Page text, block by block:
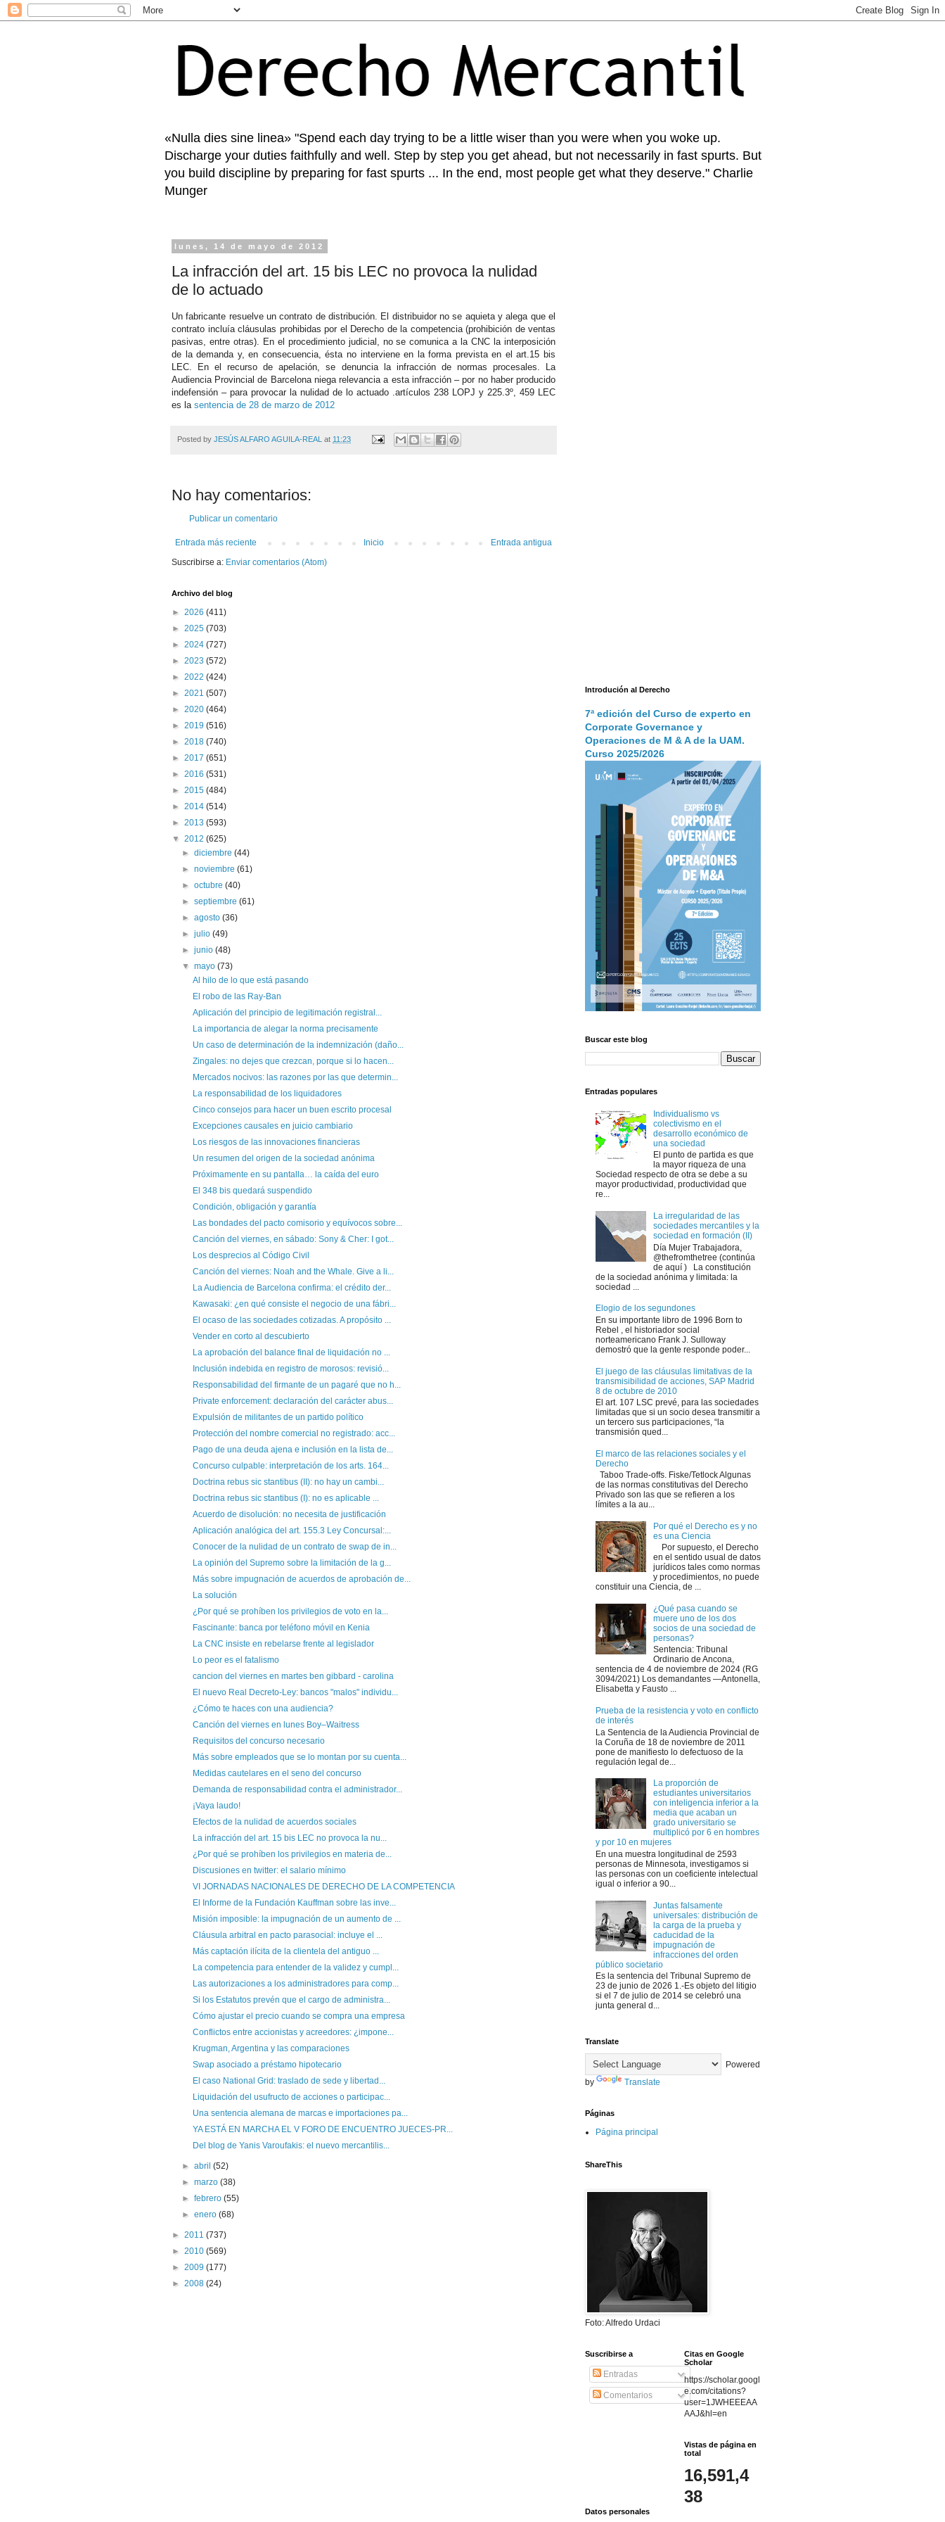
«Nulla dies sine linea» "Spend each day trying to be a little wiser than you were when you woke up.
Discharge your duties faithfully and well. Step by step you get ahead, but not necessarily in fast spurts. But
you build discipline by preparing for fast spurts ... In the end, most people get what they deserve." Charlie
Munger
lunes, 14 de mayo de 2012
La infracción del art. 15 bis LEC no provoca la nulidad
de lo actuado
Un fabricante resuelve un contrato de distribución. El distribuidor no se aquieta y alega que el
contrato incluía cláusulas prohibidas por el Derecho de la competencia (prohibición de ventas
pasivas, entre otras). En el procedimiento judicial, no se comunica a la CNC la interposición
de la demanda y, en consecuencia, ésta no interviene en la forma prevista en el art.15 bis
LEC. En el recurso de apelación, se denuncia la infracción de normas procesales. La
Audiencia Provincial de Barcelona niega relevancia a esta infracción – por no haber producido
indefensión – para provocar la nulidad de lo actuado .artículos 238 LOPJ y 225.3º, 459 LEC
es la sentencia de 28 de marzo de 2012
Posted by JESÚS ALFARO AGUILA-REAL at 11:23
No hay comentarios:
Publicar un comentario
Entrada más reciente Entrada antigua
Inicio
Suscribirse a: Enviar comentarios (Atom)
Archivo del blog
► 2026 (411)
► 2025 (703)
► 2024 (727)
► 2023 (572)
► 2022 (424)
► 2021 (507)
► 2020 (464)
► 2019 (516)
► 2018 (740)
► 2017 (651)
► 2016 (531)
► 2015 (484)
► 2014 (514)
► 2013 (593)
▼ 2012 (625)
►diciembre(44)
►noviembre(61)
►octubre(40)
►septiembre(61)
►agosto(36)
►julio(49)
►junio(48)
▼mayo(73)
Al hilo de lo que está pasando
El robo de las Ray-Ban
Aplicación del principio de legitimación registral...
La importancia de alegar la norma precisamente
Un caso de determinación de la indemnización (daño...
Zingales: no dejes que crezcan, porque si lo hacen...
Mercados nocivos: las razones por las que determin...
La responsabilidad de los liquidadores
Cinco consejos para hacer un buen escrito procesal
Excepciones causales en juicio cambiario
Los riesgos de las innovaciones financieras
Un resumen del origen de la sociedad anónima
Próximamente en su pantalla… la caída del euro
El 348 bis quedará suspendido
Condición, obligación y garantía
Las bondades del pacto comisorio y equívocos sobre...
Canción del viernes, en sábado: Sony & Cher: I got...
Los desprecios al Código Civil
Canción del viernes: Noah and the Whale. Give a li...
La Audiencia de Barcelona confirma: el crédito der...
Kawasaki: ¿en qué consiste el negocio de una fábri...
El ocaso de las sociedades cotizadas. A propósito ...
Vender en corto al descubierto
La aprobación del balance final de liquidación no ...
Inclusión indebida en registro de morosos: revisió...
Responsabilidad del firmante de un pagaré que no h...
Private enforcement: declaración del carácter abus...
Expulsión de militantes de un partido político
Protección del nombre comercial no registrado: acc...
Pago de una deuda ajena e inclusión en la lista de...
Concurso culpable: interpretación de los arts. 164...
Doctrina rebus sic stantibus (II): no hay un cambi...
Doctrina rebus sic stantibus (I): no es aplicable ...
Acuerdo de disolución: no necesita de justificación
Aplicación analógica del art. 155.3 Ley Concursal:...
Conocer de la nulidad de un contrato de swap de in...
La opinión del Supremo sobre la limitación de la g...
Más sobre impugnación de acuerdos de aprobación de...
La solución
¿Por qué se prohíben los privilegios de voto en la...
Fascinante: banca por teléfono móvil en Kenia
La CNC insiste en rebelarse frente al legislador
Lo peor es el fatalismo
cancion del viernes en martes ben gibbard - carolina
El nuevo Real Decreto-Ley: bancos "malos" individu...
¿Cómo te haces con una audiencia?
Canción del viernes en lunes Boy–Waitress
Requisitos del concurso necesario
Más sobre empleados que se lo montan por su cuenta...
Medidas cautelares en el seno del concurso
Demanda de responsabilidad contra el administrador...
¡Vaya laudo!
Efectos de la nulidad de acuerdos sociales
La infracción del art. 15 bis LEC no provoca la nu...
¿Por qué se prohíben los privilegios en materia de...
Discusiones en twitter: el salario mínimo
VI JORNADAS NACIONALES DE DERECHO DE LA COMPETENCIA
El Informe de la Fundación Kauffman sobre las inve...
Misión imposible: la impugnación de un aumento de ...
Cláusula arbitral en pacto parasocial: incluye el ...
Más captación ilícita de la clientela del antiguo ...
La competencia para entender de la validez y cumpl...
Las autorizaciones a los administradores para comp...
Si los Estatutos prevén que el cargo de administra...
Cómo ajustar el precio cuando se compra una empresa
Conflictos entre accionistas y acreedores: ¿impone...
Krugman, Argentina y las comparaciones
Swap asociado a préstamo hipotecario
El caso National Grid: traslado de sede y libertad...
Liquidación del usufructo de acciones o participac...
Una sentencia alemana de marcas e importaciones pa...
YA ESTÁ EN MARCHA EL V FORO DE ENCUENTRO JUECES-PR...
Del blog de Yanis Varoufakis: el nuevo mercantilis...
►abril(52)
►marzo(38)
►febrero(55)
►enero(68)
► 2011 (737)
► 2010 (569)
► 2009 (177)
► 2008 (24)
Introdución al Derecho
7ª edición del Curso de experto en
Corporate Governance y
Operaciones de M & A de la UAM.
Curso 2025/2026
Buscar este blog
Entradas populares
Individualismo vs
colectivismo en el
desarrollo económico de
una sociedad
El punto de partida es que
la mayor riqueza de una
Sociedad respecto de otra se debe a su
mayor productividad, productividad que
re...
La irregularidad de las
sociedades mercantiles y la
sociedad en formación (II)
Día Mujer Trabajadora,
@thefromthetree (continúa
de aquí ) La constitución
de la sociedad anónima y limitada: la
sociedad ...
Elogio de los segundones
En su importante libro de 1996 Born to
Rebel , el historiador social
norteamericano Frank J. Sulloway
demostró que la gente responde poder...
El juego de las cláusulas limitativas de la
transmisibilidad de acciones, SAP Madrid
8 de octubre de 2010
El art. 107 LSC prevé, para las sociedades
limitadas que si un socio desea transmitir a
un tercero sus participaciones, “la
transmisión qued...
El marco de las relaciones sociales y el
Derecho
Taboo Trade-offs. Fiske/Tetlock Algunas
de las normas constitutivas del Derecho
Privado son las que se refieren a los
límites a la au...
Por qué el Derecho es y no
es una Ciencia
Por supuesto, el Derecho
en el sentido usual de datos
jurídicos tales como normas
y procedimientos, no puede
constituir una Ciencia, de ...
¿Qué pasa cuando se
muere uno de los dos
socios de una sociedad de
personas?
Sentencia: Tribunal
Ordinario de Ancona,
sentencia de 4 de noviembre de 2024 (RG
3094/2021) Los demandantes —Antonella,
Elisabetta y Fausto ...
Prueba de la resistencia y voto en conflicto
de interés
La Sentencia de la Audiencia Provincial de
la Coruña de 18 de noviembre de 2011
pone de manifiesto lo defectuoso de la
regulación legal de...
La proporción de
estudiantes universitarios
con inteligencia inferior a la
media que acaban un
grado universitario se
multiplicó por 6 en hombres
y por 10 en mujeres
En una muestra longitudinal de 2593
personas de Minnesota, investigamos si
las personas con un coeficiente intelectual
igual o inferior a 90...
Juntas falsamente
universales: distribución de
la carga de la prueba y
caducidad de la
impugnación de
infracciones del orden
público societario
Es la sentencia del Tribunal Supremo de
23 de junio de 2026 1.-Es objeto del litigio
si el 7 de julio de 2014 se celebró una
junta general d...
Translate
Powered
by
Translate
Páginas
Página principal
ShareThis
Foto: Alfredo Urdaci
Suscribirse a
Entradas
Comentarios
Citas en Google
Scholar
https://scholar.googl
e.com/citations?
user=1JWHEEEAA
AAJ&hl=en
Vistas de página en
total
16,591,4
38
Datos personales